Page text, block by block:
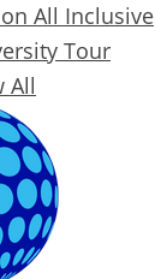
All Inclusive
Tour
All